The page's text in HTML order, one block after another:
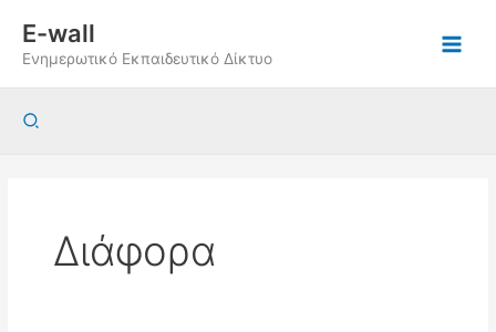
περιεχόμενο
E-wall
Ενημερωτικό Εκπαιδευτικό Δίκτυο
Αναζήτηση
Διάφορα